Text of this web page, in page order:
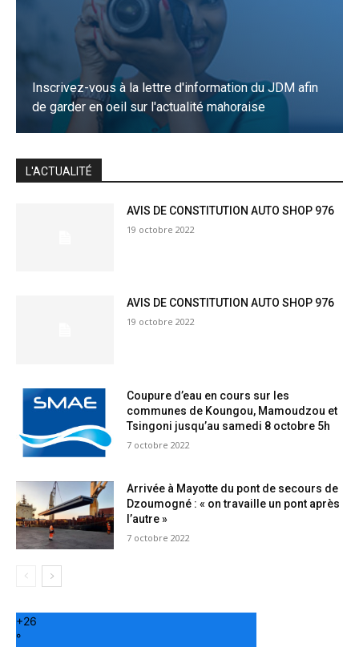
Inscrivez-vous à la lettre d'information du JDM afin
de garder en oeil sur l'actualité mahoraise
JE M'INSCRIS
L'ACTUALITÉ
AVIS DE CONSTITUTION AUTO SHOP 976
19 octobre 2022
AVIS DE CONSTITUTION AUTO SHOP 976
19 octobre 2022
Coupure d’eau en cours sur les
communes de Koungou, Mamoudzou et
Tsingoni jusqu’au samedi 8 octobre 5h
7 octobre 2022
Arrivée à Mayotte du pont de secours de
Dzoumogné : « on travaille un pont après
l’autre »
7 octobre 2022
+26
°